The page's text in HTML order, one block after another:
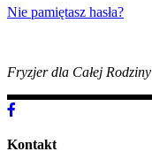
Nie pamiętasz hasła?
Fryzjer dla Całej Rodziny
Kontakt